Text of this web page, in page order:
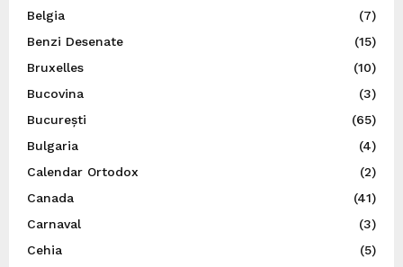
Belgia
(7)
Benzi Desenate
(15)
Bruxelles
(10)
Bucovina
(3)
București
(65)
Bulgaria
(4)
Calendar Ortodox
(2)
Canada
(41)
Carnaval
(3)
Cehia
(5)